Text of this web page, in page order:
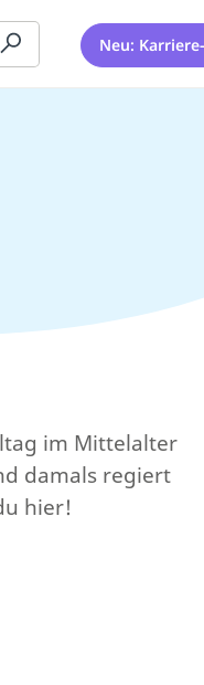
Neu:
im Mittelalter
damals regiert
hier!